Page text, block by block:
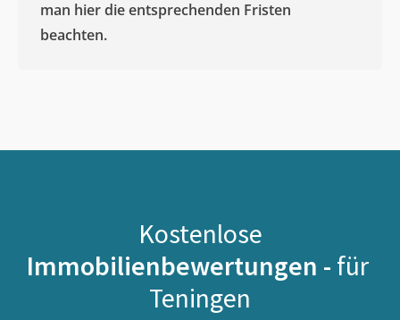
man hier die entsprechenden Fristen
beachten.
Kostenlose
Immobilienbewertungen - für
Teningen